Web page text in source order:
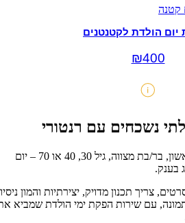
יום הולדת לקטנטנים
₪400
נשכחים עם רנטורי
בין אם מדובר ביום הולדת ראשון, בר/בת מצווה, גיל 30, 40 או 70 – יום
בענק.
צריך תכנון מדויק, יצירתיות והמון ניסיון.
עם שירות הפקת ימי הולדת שמביא את